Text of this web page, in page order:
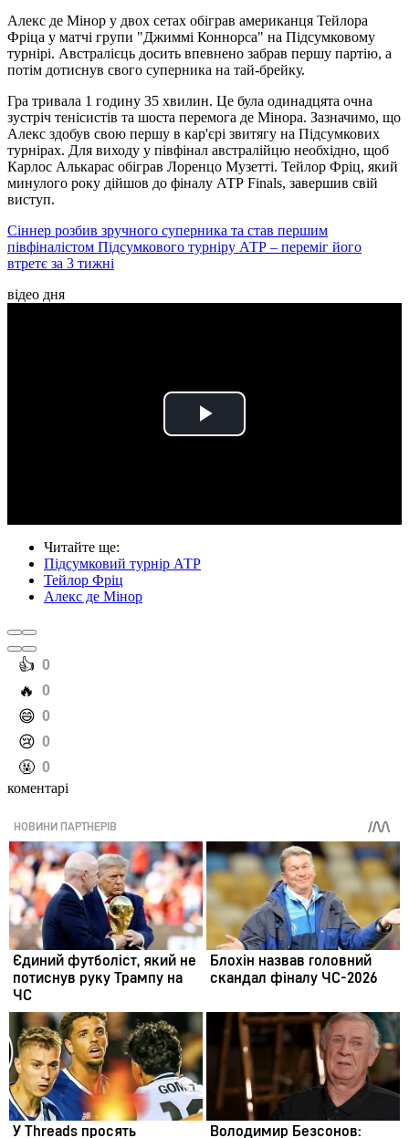
Алекс де Мінор у двох сетах обіграв американця Тейлора
Фріца у матчі групи "Джиммі Коннорса" на Підсумковому
турнірі. Австралієць досить впевнено забрав першу партію, а
потім дотиснув свого суперника на тай-брейку.
Гра тривала 1 годину 35 хвилин. Це була одинадцята очна
зустріч тенісистів та шоста перемога де Мінора. Зазначимо, що
Алекс здобув свою першу в кар'єрі звитягу на Підсумкових
турнірах. Для виходу у півфінал австралійцю необхідно, щоб
Карлос Алькарас обіграв Лоренцо Музетті. Тейлор Фріц, який
минулого року дійшов до фіналу АТР Finals, завершив свій
виступ.
Сіннер розбив зручного суперника та став першим
півфіналістом Підсумкового турніру АТР – переміг його
втретє за 3 тижні
відео дня
Play
Читайте ще:
Підсумковий турнір АТР
Тейлор Фріц
Алекс де Мінор
️👍 0
️🔥 0
️😄 0
️😢 0
️🤬 0
коментарі